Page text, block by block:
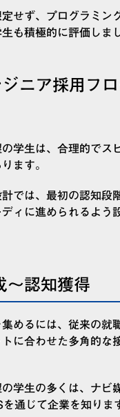
せず、プログラミン
も積極的に評価しま
ニア採用フ
学生は、合理的でス
ます。
では、最初の認知段
ィに進められるよう
〜認知獲得
めるには、従来の就
に合わせた多角的な
学生の多くは、ナビ
通じて企業を知りま